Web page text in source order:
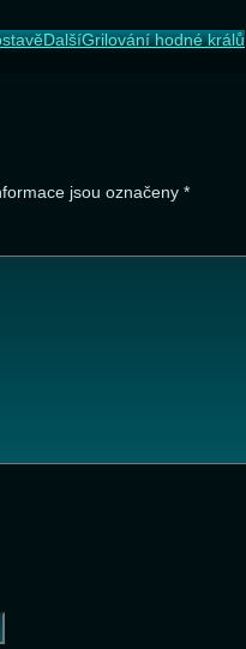
DalšíGrilování hodné králů
jsou označeny *